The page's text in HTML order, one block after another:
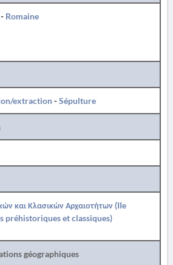
- Romaine
extraction-Sépulture
και Κλασικών Αρχαιοτήτων (IIe
préhistoriques et classiques)
géographiques